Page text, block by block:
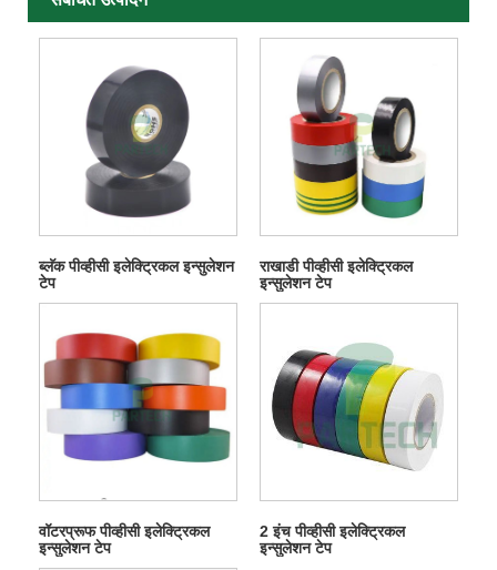
ब्लॅक पीव्हीसी इलेक्ट्रिकल इन्सुलेशन
टेप
राखाडी पीव्हीसी इलेक्ट्रिकल
इन्सुलेशन टेप
वॉटरप्रूफ पीव्हीसी इलेक्ट्रिकल
इन्सुलेशन टेप
2 इंच पीव्हीसी इलेक्ट्रिकल
इन्सुलेशन टेप